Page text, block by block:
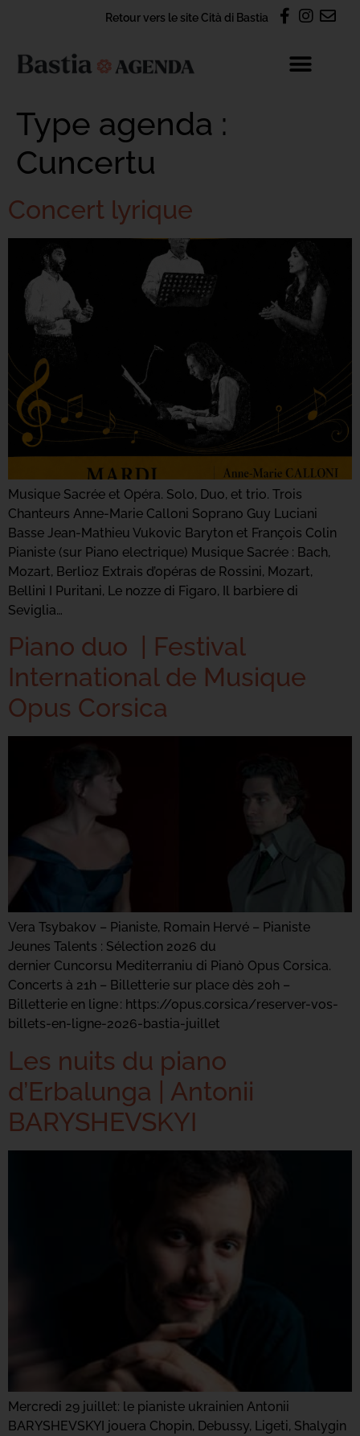
Retour vers le site Cità di Bastia
Type agenda :
Cuncertu
Concert lyrique
Musique Sacrée et Opéra. Solo, Duo, et trio. Trois
Chanteurs Anne-Marie Calloni Soprano Guy Luciani
Basse Jean-Mathieu Vukovic Baryton et François Colin
Pianiste (sur Piano electrique) Musique Sacrée : Bach,
Mozart, Berlioz Extrais d’opéras de Rossini, Mozart,
Bellini I Puritani, Le nozze di Figaro, Il barbiere di
Seviglia…
Piano duo | Festival
International de Musique
Opus Corsica
Vera Tsybakov – Pianiste, Romain Hervé – Pianiste
Jeunes Talents : Sélection 2026 du
dernier Cuncorsu Mediterraniu di Pianò Opus Corsica.
Concerts à 21h – Billetterie sur place dès 20h –
Billetterie en ligne : https://opus.corsica/reserver-vos-
billets-en-ligne-2026-bastia-juillet
Les nuits du piano
d’Erbalunga | Antonii
BARYSHEVSKYI
Mercredi 29 juillet: le pianiste ukrainien Antonii
BARYSHEVSKYI jouera Chopin, Debussy, Ligeti, Shalygin